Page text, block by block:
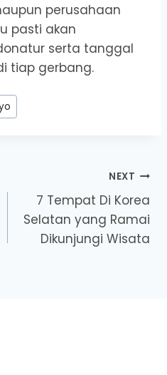
perusahaan
pasti akan
serta tanggal
tiap gerbang.
NEXT
7 Tempat Di Korea
Selatan yang Ramai
Dikunjungi Wisata